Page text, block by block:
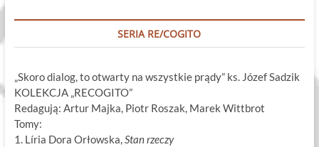
SERIA RE/COGITO
„Skoro dialog, to otwarty na wszystkie prądy” ks. Józef Sadzik
KOLEKCJA „RECOGITO”
Redagują: Artur Majka, Piotr Roszak, Marek Wittbrot
Tomy:
1. Líria Dora Orłowska,Stan rzeczy